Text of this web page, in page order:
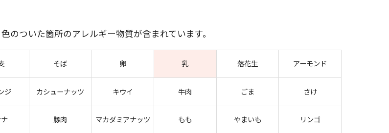
のついた箇所のアレルギー物質が含まれています。
そば 卵 乳 落花生 アーモンド
ジ カシューナッツ キウイ 牛肉 ごま さけ
豚肉 マカダミアナッツ もも やまいも リンゴ